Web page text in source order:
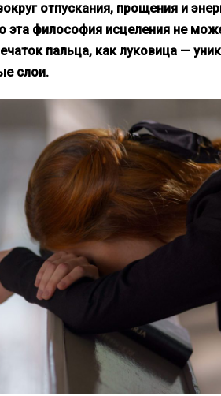
отпускания, прощения и
эта философия исцеления не
пальца, как луковица —
слои.